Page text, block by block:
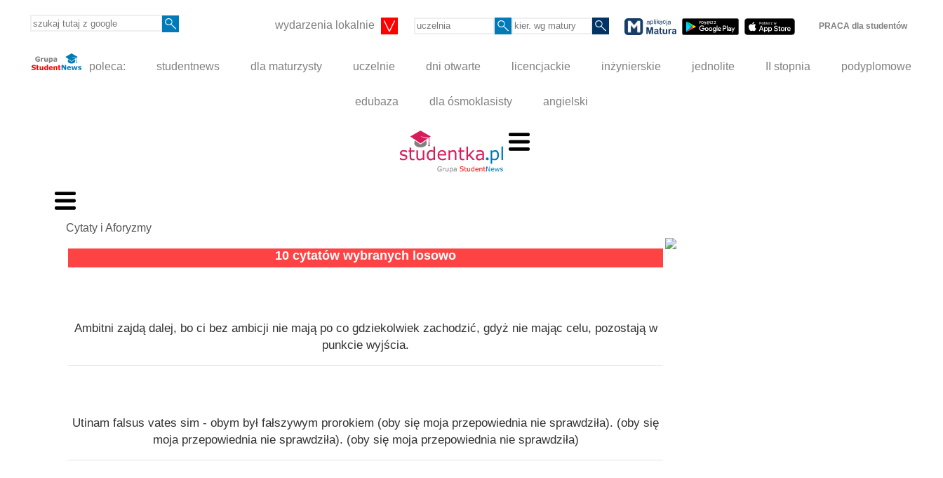
wydarzenia lokalnie PRACA dla studentów
poleca: studentnews dla maturzysty uczelnie dni otwarte licencjackie inżynierskie jednolite II stopnia podyplomowe
edubaza dla ósmoklasisty angielski
Cytaty i Aforyzmy
10 cytatów wybranych losowo
Ambitni zajdą dalej, bo ci bez ambicji nie mają po co gdziekolwiek zachodzić, gdyż nie mając celu, pozostają w
punkcie wyjścia.
Utinam falsus vates sim - obym był fałszywym prorokiem (oby się moja przepowiednia nie sprawdziła). (oby się
moja przepowiednia nie sprawdziła). (oby się moja przepowiednia nie sprawdziła)